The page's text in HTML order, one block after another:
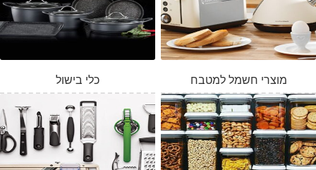
כלי בישול מוצרי חשמל למטבח